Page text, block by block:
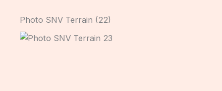
Photo SNV Terrain (22)